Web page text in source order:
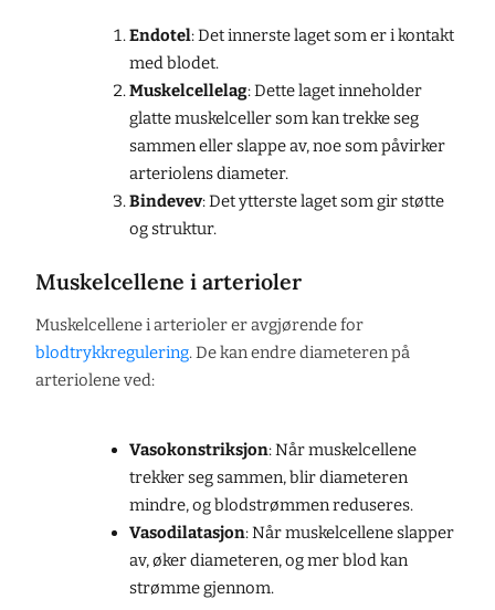
Endotel: Det innerste laget som er i kontakt
med blodet.
Muskelcellelag: Dette laget inneholder
glatte muskelceller som kan trekke seg
sammen eller slappe av, noe som påvirker
arteriolens diameter.
Bindevev: Det ytterste laget som gir støtte
og struktur.
Muskelcellene i arterioler
Muskelcellene i arterioler er avgjørende for
blodtrykkregulering. De kan endre diameteren på
arteriolene ved:
Vasokonstriksjon: Når muskelcellene
trekker seg sammen, blir diameteren
mindre, og blodstrømmen reduseres.
Vasodilatasjon: Når muskelcellene slapper
av, øker diameteren, og mer blod kan
strømme gjennom.